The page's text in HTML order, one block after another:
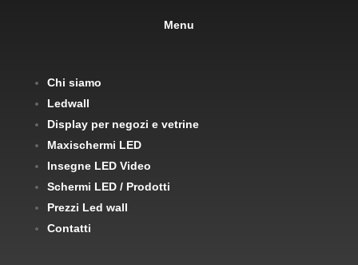
Menu
Chi siamo
Ledwall
Display per negozi e vetrine
Maxischermi LED
Insegne LED Video
Schermi LED / Prodotti
Prezzi Led wall
Contatti